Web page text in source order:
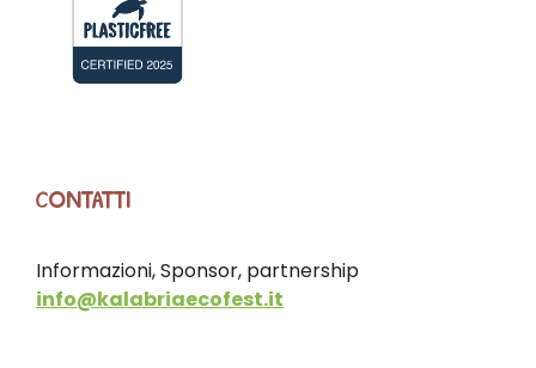
CONTATTI
Informazioni, Sponsor, partnership
info@kalabriaecofest.it